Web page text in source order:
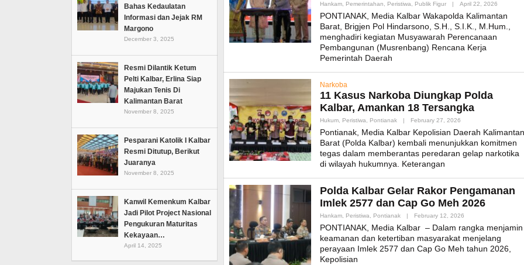
Bahas Kedaulatan
Informasi dan Jejak RM
Margono
December 3, 2025
Resmi Dilantik Ketum
Pelti Kalbar, Erlina Siap
Majukan Tenis Di
Kalimantan Barat
November 8, 2025
Pesparani Katolik I Kalbar
Resmi Ditutup, Berikut
Juaranya
November 8, 2025
Kanwil Kemenkum Kalbar
Jadi Pilot Project Nasional
Pengukuran Maturitas
Kekayaan…
April 14, 2025
Hankam, Pemerintahan, Peristiwa, Publik Figur | April 22, 2026
PONTIANAK, Media Kalbar Wakapolda Kalimantan
Barat, Brigjen Pol Hindarsono, S.H., S.I.K., M.Hum.,
menghadiri kegiatan Musyawarah Perencanaan
Pembangunan (Musrenbang) Rencana Kerja
Pemerintah Daerah
Narkoba
11 Kasus Narkoba Diungkap Polda
Kalbar, Amankan 18 Tersangka
Hukum, Peristiwa, Pontianak | February 27, 2026
Pontianak, Media Kalbar Kepolisian Daerah Kalimantan
Barat (Polda Kalbar) kembali menunjukkan komitmen
tegas dalam memberantas peredaran gelap narkotika
di wilayah hukumnya. Keterangan
Polda Kalbar Gelar Rakor Pengamanan
Imlek 2577 dan Cap Go Meh 2026
Hankam, Peristiwa, Pontianak | February 12, 2026
PONTIANAK, Media Kalbar – Dalam rangka menjamin
keamanan dan ketertiban masyarakat menjelang
perayaan Imlek 2577 dan Cap Go Meh tahun 2026,
Kepolisian